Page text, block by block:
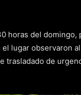
horas del domingo,
lugar observaron
trasladado de